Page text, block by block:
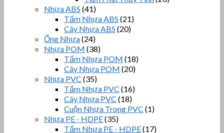
Nhựa ABS (41)
Tấm Nhựa ABS (21)
Cây Nhựa ABS (20)
Ống Nhựa(24)
Nhựa POM (38)
Tấm Nhựa POM (18)
Cây Nhựa POM (20)
Nhựa PVC (35)
Tấm Nhựa PVC (16)
Cây Nhựa PVC (18)
Cuộn Nhựa Trong PVC (1)
Nhựa PE - HDPE(35)
Tấm Nhựa PE - HDPE(17)